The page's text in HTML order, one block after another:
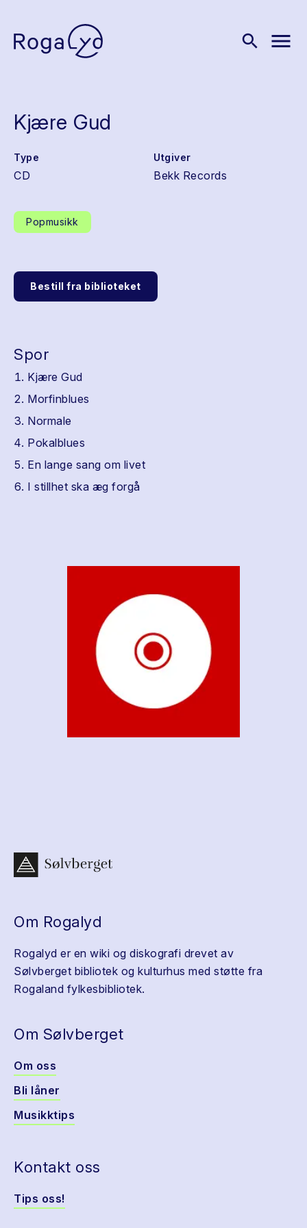
search menu
Kjære Gud
Type
CD
Utgiver
Bekk Records
Popmusikk
Bestill fra biblioteket
Spor
Kjære Gud
Morfinblues
Normale
Pokalblues
En lange sang om livet
I stillhet ska æg forgå
Om Rogalyd
Rogalyd er en wiki og diskografi drevet av
Sølvberget bibliotek og kulturhus med støtte fra
Rogaland fylkesbibliotek.
Om Sølvberget
Om oss
Bli låner
Musikktips
Kontakt oss
Tips oss!